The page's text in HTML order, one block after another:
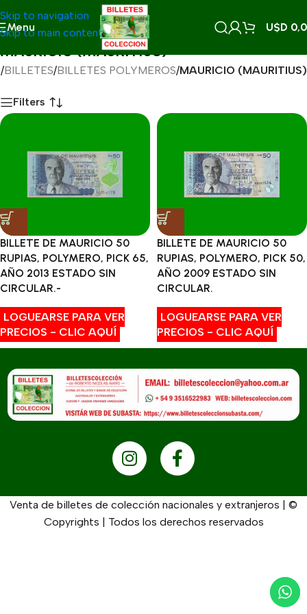
Skip to navigation
Skip to main content
Menu U$D
MAURICIO (MAURITIUS)
/BILLETES/BILLETES POLYMEROS/MAURICIO (MAURITIUS)
Filters
BILLETE DE MAURICIO 50
RUPIAS, POLYMERO, PICK 65,
AÑO 2013 ESTADO SIN
CIRCULAR.-
LOGUEARSE PARA VER
PRECIOS - CLIC AQUÍ
BILLETE DE MAURICIO 50
RUPIAS, POLYMERO, PICK 50,
AÑO 2009 ESTADO SIN
CIRCULAR.
LOGUEARSE PARA VER
PRECIOS - CLIC AQUÍ
Venta de billetes de colección nacionales y extranjeros | ©
Copyrights | Todos los derechos reservados